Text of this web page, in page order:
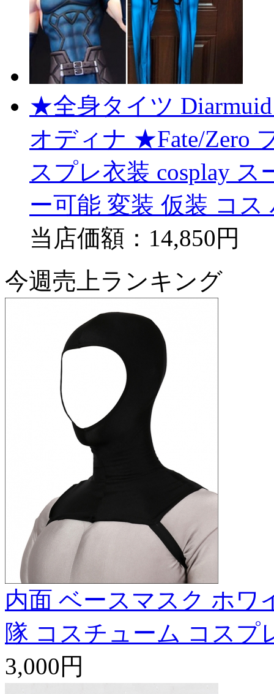
★全身タイツ
オディナ ★Fate/Zero
スプレ衣装 cosplay
ー可能 変装 仮装 コス
当店価額： 14,850円
今週売上ランキング
内面 ベースマスク ホワ
隊 コスチューム コスプ
3,000円